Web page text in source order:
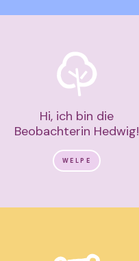
Hi, ich bin die
Beobachterin Hedwig!
WELPE